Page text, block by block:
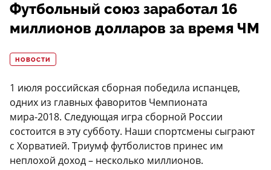
Футбольный союз заработал 16
миллионов долларов за время ЧМ
НОВОСТИ
1 июля российская сборная победила испанцев,
одних из главных фаворитов Чемпионата
мира-2018. Следующая игра сборной России
состоится в эту субботу. Наши спортсмены сыграют
с Хорватией. Триумф футболистов принес им
неплохой доход – несколько миллионов.